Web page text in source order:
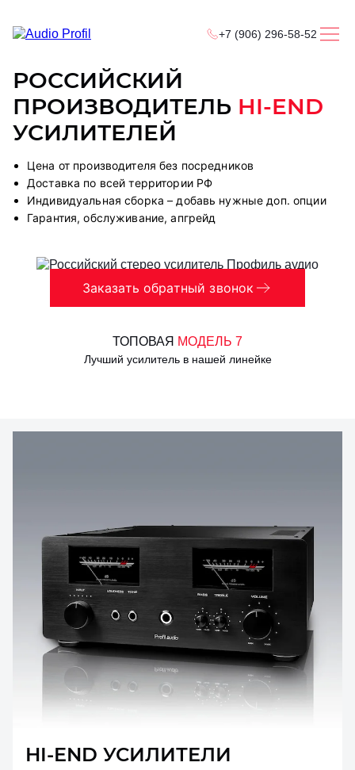
+7 (906) 296-58-52
РОССИЙСКИЙ
ПРОИЗВОДИТЕЛЬ HI-END
УСИЛИТЕЛЕЙ
Цена от производителя без посредников
Доставка по всей территории РФ
Индивидуальная сборка – добавь нужные доп. опции
Гарантия, обслуживание, апгрейд
Заказать обратный звонок
ТОПОВАЯ МОДЕЛЬ 7
Лучший усилитель в нашей линейке
HI-END УСИЛИТЕЛИ